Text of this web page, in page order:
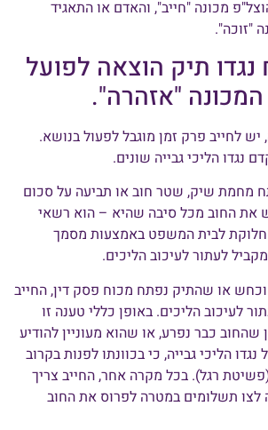
מכונה "חייב", והאדם או התאגיד
"זוכה".
תיק הוצאה לפועל
"אזהרה".
לחייב פרק זמן מוגבל לפעול בנושא.
נגדו הליכי גבייה שונים.
מחמת שיק, שטר חוב או תביעה על סכום
את החוב מכל סיבה שהיא – הוא רשאי
לבית המשפט באמצעות מסמך
לעתור לעיכוב הליכים.
או שהתיק נפתח מכוח פסק דין, החייב
לעיכוב הליכים. באופן כללי טענה זו
כבר נפרע, או שהוא מעוניין להודיע
הליכי גבייה, כי בכוונתו לפנות בקרוב
רגל). בכל מקרה אחר, החייב צריך
לצו תשלומים במטרה לפרוס את החוב